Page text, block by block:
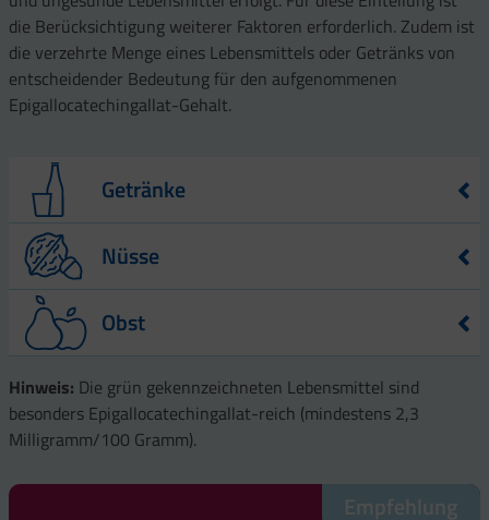
die Berücksichtigung weiterer Faktoren erforderlich. Zudem ist
die verzehrte Menge eines Lebensmittels oder Getränks von
entscheidender Bedeutung für den aufgenommenen
Epigallocatechingallat-Gehalt.
Getränke
Lebensmittel
Epigallocatechingallat-Gehalt – angegeben
Schwarzer
Tee
(trinkfertig)
Grüner Tee
(trinkfertig)
3,96
Schwarzer
Tee (gebrüht)
Nüsse
Lebensmittel
Haselnüsse
1,06
Pekannüsse
Obst
Lebensmittel
Epigallocatechingallat-Gehalt –
angegeben in mg – pro 100 g
Lebensmittel
Hinweis: Die grün gekennzeichneten Lebensmittel sind
besonders Epigallocatechingallat-reich (mindestens 2,3
Milligramm/100 Gramm).
Empfehlung